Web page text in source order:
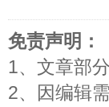
免责声明：
1、文章部
2、因编辑